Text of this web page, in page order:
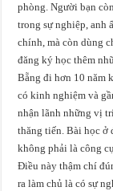
phòng. Người bạn
trong sự nghiệp, anh
chính, mà còn dùng
đăng ký học thêm
Bẵng đi hơn 10 năm
có kinh nghiệm và
nhận lãnh những vị
thăng tiến. Bài học ở
không phải là công
Điều này thậm chí
ra làm chủ là có sự